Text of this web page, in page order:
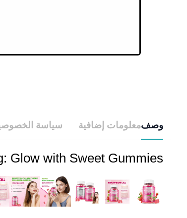
وصفمعلومات إضافية سياسة
Glow with Sweet Gummies